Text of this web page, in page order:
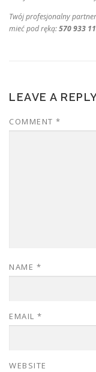
Twój profesjonalny
mieć pod ręką:570 933
LEAVE A
COMMENT *
NAME *
EMAIL *
WEBSITE